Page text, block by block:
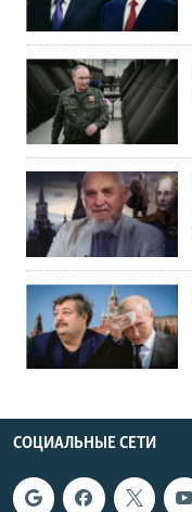
СОЦИАЛЬНЫЕ СЕТИ